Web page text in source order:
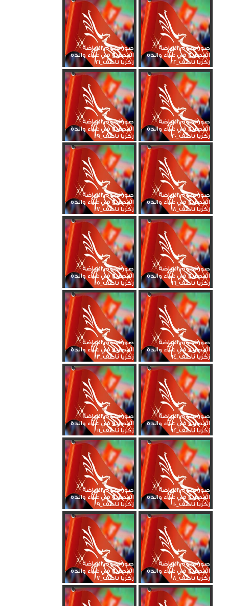
صور نجوم الرياضة
المصرية في عزاء والدة
زكريا ناصف_22
صور نجوم الرياضة
المصرية في عزاء والدة
زكريا ناصف_21
صور نجوم الرياضة
المصرية في عزاء والدة
زكريا ناصف_20
صور نجوم الرياضة
المصرية في عزاء والدة
زكريا ناصف_19
صور نجوم الرياضة
المصرية في عزاء والدة
زكريا ناصف_18
صور نجوم الرياضة
المصرية في عزاء والدة
زكريا ناصف_17
صور نجوم الرياضة
المصرية في عزاء والدة
زكريا ناصف_16
صور نجوم الرياضة
المصرية في عزاء والدة
زكريا ناصف_15
صور نجوم الرياضة
المصرية في عزاء والدة
زكريا ناصف_14
صور نجوم الرياضة
المصرية في عزاء والدة
زكريا ناصف_13
صور نجوم الرياضة
المصرية في عزاء والدة
زكريا ناصف_12
صور نجوم الرياضة
المصرية في عزاء والدة
زكريا ناصف_11
صور نجوم الرياضة
المصرية في عزاء والدة
زكريا ناصف_10
صور نجوم الرياضة
المصرية في عزاء والدة
زكريا ناصف_9
صور نجوم الرياضة
المصرية في عزاء والدة
زكريا ناصف_8
صور نجوم الرياضة
المصرية في عزاء والدة
زكريا ناصف_7